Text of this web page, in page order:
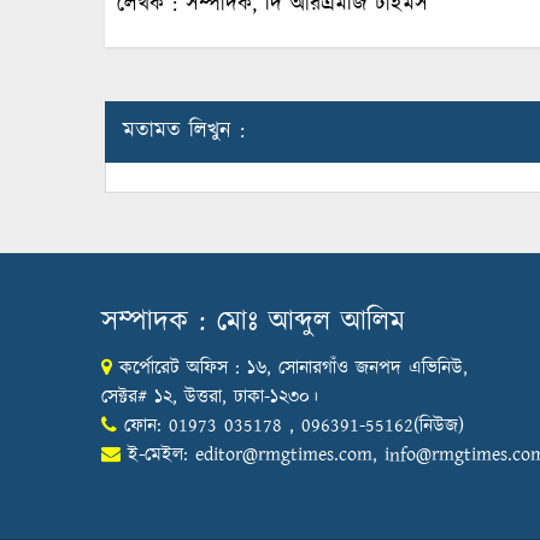
মতামত লিখুন :
সম্পাদক : মোঃ আব্দুল আলিম
কর্পোরেট অফিস : ১৬, সোনারগাঁও জনপদ এভিনিউ,
সেক্টর# ১২, উত্তরা, ঢাকা-১২৩০।
ফোন: 01973 035178 , 096391-55162(নিউজ)
ই-মেইল: editor@rmgtimes.com,